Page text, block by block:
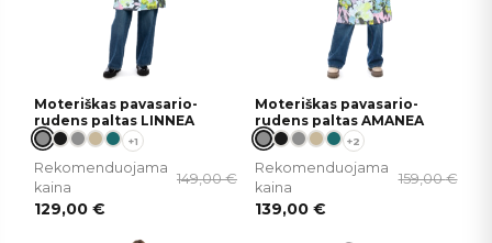
Moteriškas pavasario-
rudens paltas LINNEA
+1
Rekomenduojama
kaina
149,00€
129,00€
Moteriškas pavasario-
rudens paltas AMANEA
+2
Rekomenduojama
kaina
159,00€
139,00 €